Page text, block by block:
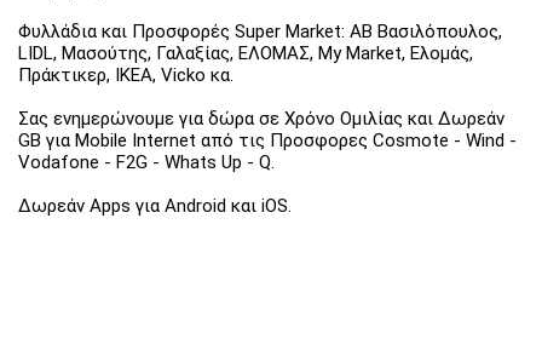
Φυλλάδια και Προσφορές Super Market: ΑΒ Βασιλόπουλος,
LIDL, Μασούτης, Γαλαξίας, ΕΛΟΜΑΣ, My Market, Ελομάς,
Πράκτικερ, ΙΚΕΑ, Vicko κα.
Σας ενημερώνουμε για δώρα σε Χρόνο Ομιλίας και Δωρεάν
GB για Mobile Internet από τις Προσφορες Cosmote - Wind -
Vodafone - F2G - Whats Up - Q.
Δωρεάν Apps για Android και iOS.